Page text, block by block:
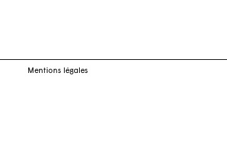
Mentions légales